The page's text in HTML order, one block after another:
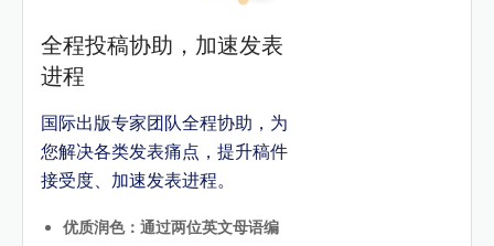
全程投稿协助，加速发表
进程
国际出版专家团队全程协助，为
您解决各类发表痛点，提升稿件
接受度、加速发表进程。
优质润色：通过两位英文母语编